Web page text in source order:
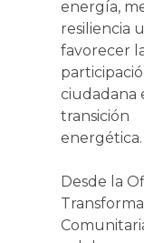
energía,
resiliencia
favorecer
ciudadana
transición
energética.
Desde la